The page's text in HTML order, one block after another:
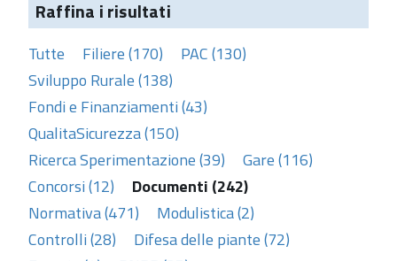
Raffina i risultati
Tutte Filiere (170)
PAC (130)
Sviluppo Rurale (138)
Fondi e Finanziamenti (43)
QualitaSicurezza (150)
Ricerca Sperimentazione (39)
Gare (116)
Concorsi (12)
Documenti (242)
Normativa (471)
Modulistica (2)
Controlli (28)
Difesa delle piante (72)